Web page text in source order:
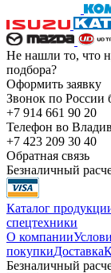
Не нашли то, что
подбора?
Оформить заявку
Звонок по России
+7 914 661 90 20
Телефон во
+7 423 209 30 40
Обратная связь
Безналичный
Каталог
спецтехники
О компании
покупкиДоставка
Безналичный